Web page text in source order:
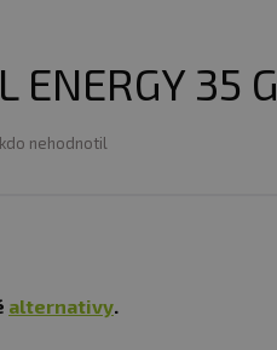
ENERGY 35 G
nehodnotil
alternativy.